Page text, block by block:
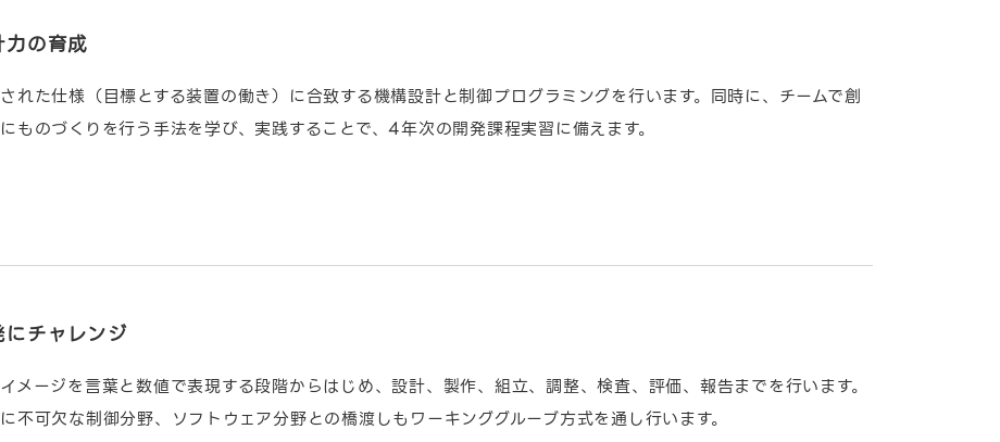
力の育成
れた仕様（目標とする装置の働き）に合致する機構設計と制御プログラミングを行います。同時に、チームで創
ものづくりを行う手法を学び、実践することで、4年次の開発課程実習に備えます。
にチャレンジ
メージを言葉と数値で表現する段階からはじめ、設計、製作、組立、調整、検査、評価、報告までを行います。
不可欠な制御分野、ソフトウェア分野との橋渡しもワーキンググルーブ方式を通し行います。